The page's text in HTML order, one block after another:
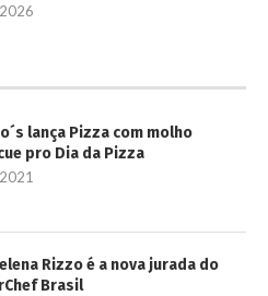
lança Pizza com molho
pro Dia da Pizza
Rizzo é a nova jurada do
Brasil